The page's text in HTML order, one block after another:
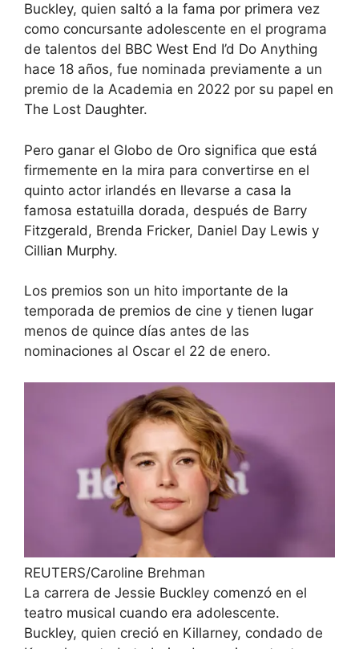
Buckley, quien saltó a la fama por primera vez
como concursante adolescente en el programa
de talentos del BBC West End I’d Do Anything
hace 18 años, fue nominada previamente a un
premio de la Academia en 2022 por su papel en
The Lost Daughter.
Pero ganar el Globo de Oro significa que está
firmemente en la mira para convertirse en el
quinto actor irlandés en llevarse a casa la
famosa estatuilla dorada, después de Barry
Fitzgerald, Brenda Fricker, Daniel Day Lewis y
Cillian Murphy.
Los premios son un hito importante de la
temporada de premios de cine y tienen lugar
menos de quince días antes de las
nominaciones al Oscar el 22 de enero.
REUTERS/Caroline Brehman
La carrera de Jessie Buckley comenzó en el
teatro musical cuando era adolescente.
Buckley, quien creció en Killarney, condado de